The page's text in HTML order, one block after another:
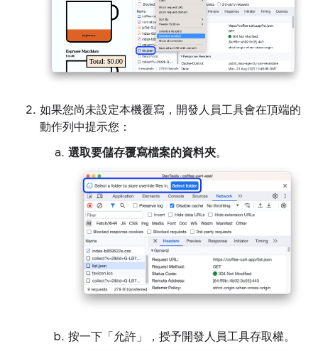
如果您尚未設定本機覆寫，開發人員工具會在頂端的
動作列中提示您：
選取要儲存覆寫檔案的資料夾。
按一下「允許」 ，授予開發人員工具存取權。